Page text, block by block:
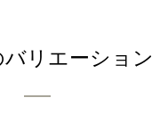
リエーション